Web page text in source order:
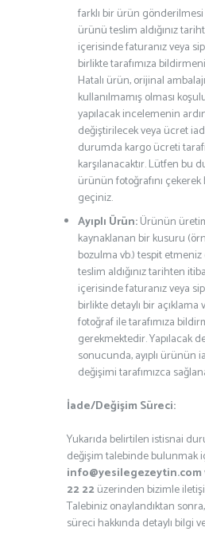
farklı bir ürün
ürünü teslim aldığınız
içerisinde faturanız veya
birlikte tarafımıza
Hatalı ürün, orijinal
kullanılmamış olması
yapılacak incelemenin
değiştirilecek veya ücret
durumda kargo ücreti
karşılanacaktır. Lütfen bu
ürünün fotoğrafını
geçiniz.
Ayıplı Ürün:Ürünün
kaynaklanan bir kusuru
bozulma vb.) tespit
teslim aldığınız tarihten
içerisinde faturanız veya
birlikte detaylı bir
fotoğraf ile tarafımıza
gerekmektedir. Yapılacak
sonucunda, ayıplı ürünün
değişimi tarafımızca
İade/Değişim Süreci:
Yukarıda belirtilen istisnai
değişim talebinde bulunmak
info@yesilegezeytin.com
22 22üzerinden bizimle
Talebiniz onaylandıktan
süreci hakkında detaylı bilgi